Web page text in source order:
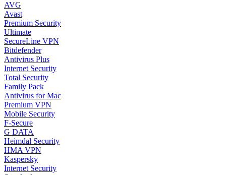
AVG
Avast
Premium Security
Ultimate
SecureLine VPN
Bitdefender
Antivirus Plus
Internet Security
Total Security
Family Pack
Antivirus for Mac
Premium VPN
Mobile Security
F-Secure
G DATA
Heimdal Security
HMA VPN
Kaspersky
Internet Security